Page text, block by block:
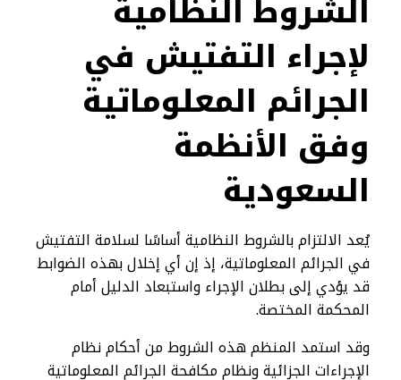
الشروط النظامية
لإجراء التفتيش في
الجرائم المعلوماتية
وفق الأنظمة
السعودية
يُعد الالتزام بالشروط النظامية أساسًا لسلامة التفتيش
في الجرائم المعلوماتية، إذ إن أي إخلال بهذه الضوابط
قد يؤدي إلى بطلان الإجراء واستبعاد الدليل أمام
المحكمة المختصة.
وقد استمد المنظم هذه الشروط من أحكام نظام
الإجراءات الجزائية ونظام مكافحة الجرائم المعلوماتية